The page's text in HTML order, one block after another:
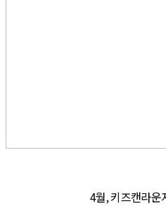
4월, 키즈캔라운